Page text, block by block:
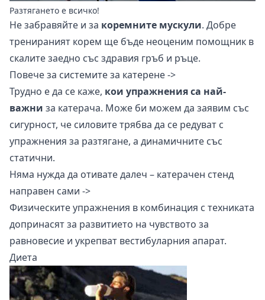
Разтягането е всичко!
Не забравяйте и за коремните мускули. Добре
тренираният корем ще бъде неоценим помощник в
скалите заедно със здравия гръб и ръце.
Повече за системите за катерене ->
Трудно е да се каже, кои упражнения са най-
важни за катерача. Може би можем да заявим със
сигурност, че силовите трябва да се редуват с
упражнения за разтягане, а динамичните със
статични.
Няма нужда да отивате далеч – катерачен стенд
направен сами ->
Физическите упражнения в комбинация с техниката
допринасят за развитието на чувството за
равновесие и укрепват вестибуларния апарат.
Диета